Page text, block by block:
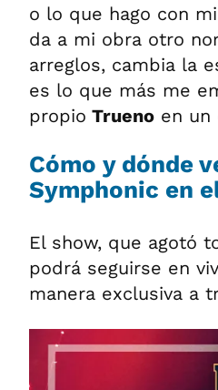
o lo que hago con
da a mi obra otro
arreglos, cambia la
es lo que más me
propio Trueno en un
Cómo y dónde
Symphonic en
El show, que agotó
podrá seguirse en
manera exclusiva a